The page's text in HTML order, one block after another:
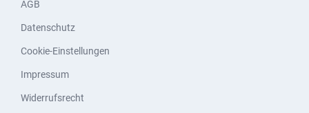
AGB
Datenschutz
Cookie-Einstellungen
Impressum
Widerrufsrecht